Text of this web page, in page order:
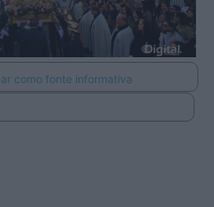
como fonte informativa